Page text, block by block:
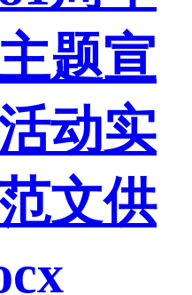
题宣
动实
文供